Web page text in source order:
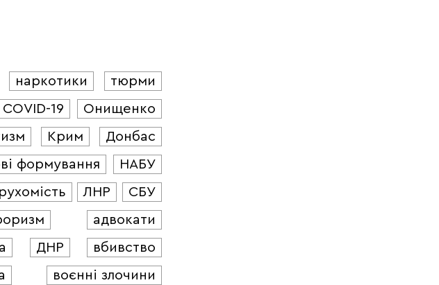
наркотики
тюрми
COVID-19
Онищенко
Крим
Донбас
формування
НАБУ
ЛНР
СБУ
адвокати
ДНР
вбивство
воєнні злочини